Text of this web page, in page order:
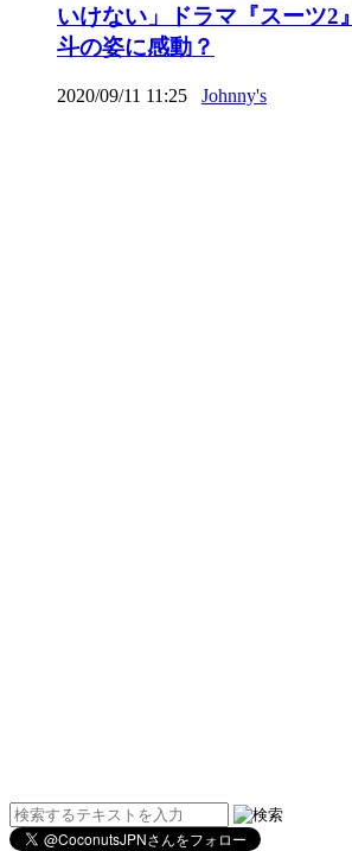
いけない」ドラマ『スーツ2
斗の姿に感動？
2020/09/11 11:25 Johnny's